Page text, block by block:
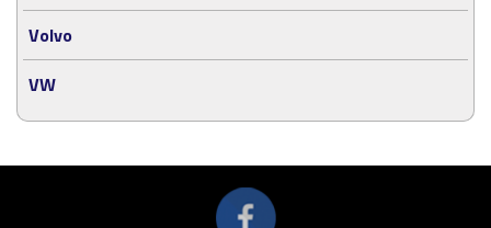
Volvo
VW